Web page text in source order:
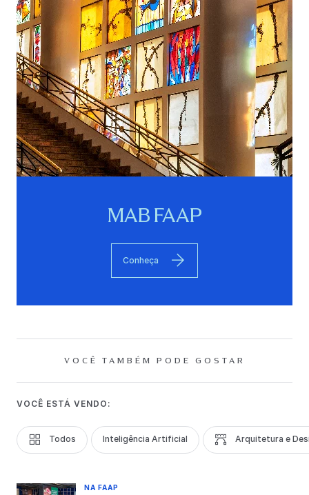
MAB FAAP
Conheça
VOCÊ TAMBÉM PODE GOSTAR
VOCÊ ESTÁ VENDO:
Todos Inteligência Artificial Arquitetura e
NA FAAP